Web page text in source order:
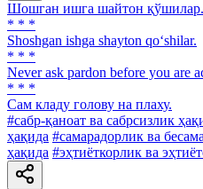
Шошган ишга шайтон қўшилар.
* * *
Shoshgan ishga shayton qo‘shilar.
* * *
Never ask pardon before you are
* * *
Сам кладу голову на плаху.
#сабр-қаноат ва сабрсизлик
ҳақида #самарадорлик ва
ҳақида #эҳтиёткорлик ва